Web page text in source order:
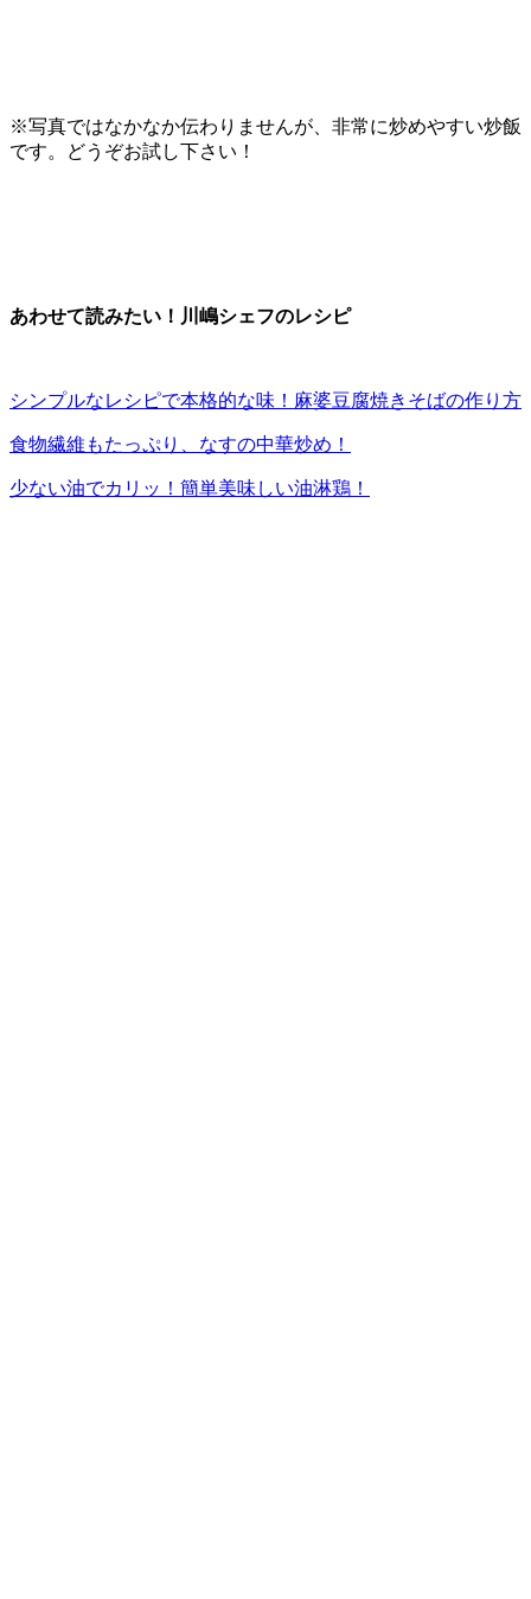
※写真ではなかなか伝わりませんが、非常に炒めやすい炒飯
です。どうぞお試し下さい！
あわせて読みたい！川嶋シェフのレシピ
シンプルなレシピで本格的な味！麻婆豆腐焼きそばの作り方
食物繊維もたっぷり、なすの中華炒め！
少ない油でカリッ！簡単美味しい油淋鶏！